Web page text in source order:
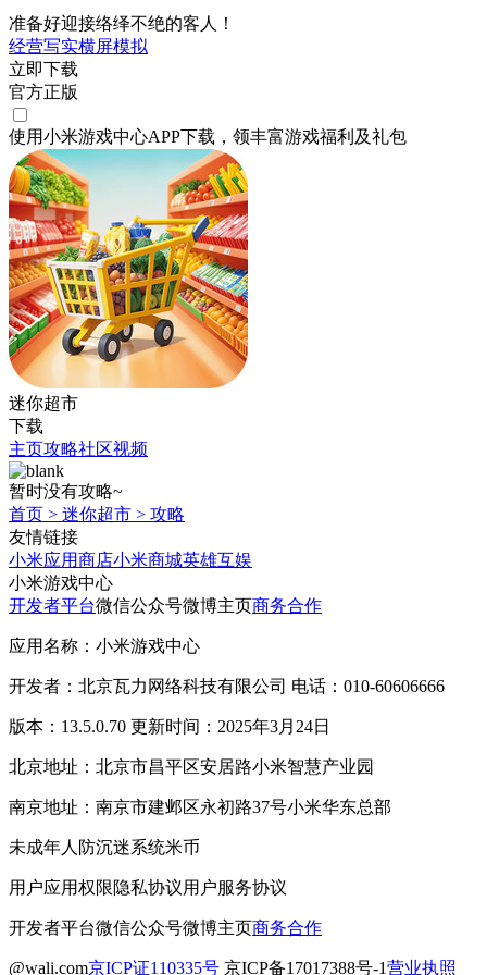
准备好迎接络绎不绝的客人！
经营写实横屏模拟
立即下载
官方正版
使用小米游戏中心APP下载 ，领丰富游戏福利 及礼包
迷你超市
下载
主页攻略社区视频
暂时没有攻略~
首页 > 迷你超市 > 攻略
友情链接
小米应用商店小米商城英雄互娱
小米游戏中心
开发者平台微信公众号微博主页商务合作
应用名称：小米游戏中心
开发者：北京瓦力网络科技有限公司 电话：010-60606666
版本：13.5.0.70 更新时间：2025年3月24日
北京地址：北京市昌平区安居路小米智慧产业园
南京地址：南京市建邺区永初路37号小米华东总部
未成年人防沉迷系统米币
用户应用权限隐私协议用户服务协议
开发者平台微信公众号微博主页商务合作
@wali.com京ICP证110335号 京ICP备17017388号-1营业执照